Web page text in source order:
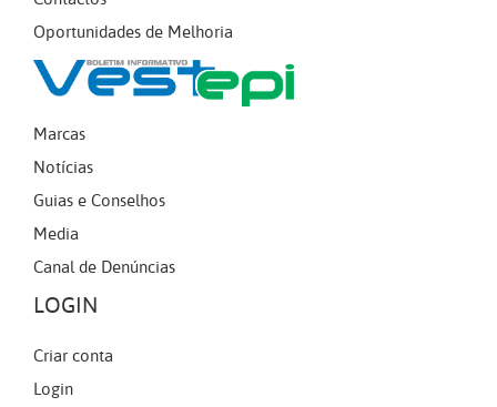
Oportunidades de Melhoria
Marcas
Notícias
Guias e Conselhos
Media
Canal de Denúncias
LOGIN
Criar conta
Login